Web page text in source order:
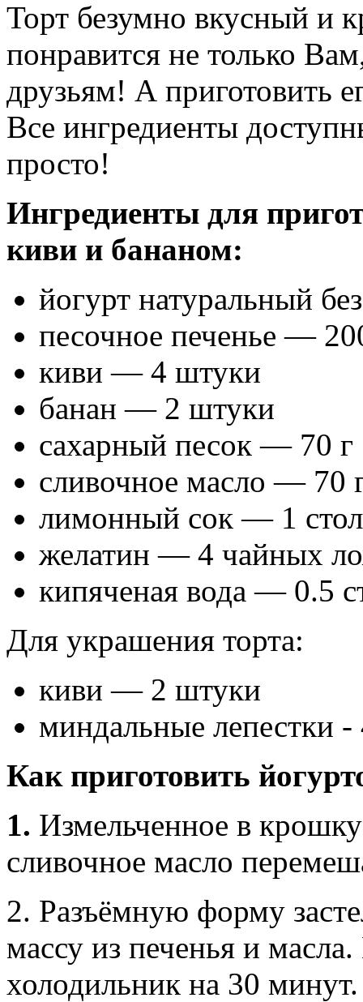
Торт безумно вкусный и
понравится не только
друзьям! А приготовить
Все ингредиенты
просто!
Ингредиенты для
киви и бананом:
йогурт натуральный
песочное печенье —
киви — 4 штуки
банан — 2 штуки
сахарный песок — 70 г
сливочное масло — 70
лимонный сок — 1
желатин — 4 чайных
кипяченая вода — 0.5
Для украшения торта:
киви — 2 штуки
миндальные лепестки -
Как приготовить
1. Измельченное в
сливочное масло
2. Разъёмную форму
массу из печенья и
холодильник на 30 минут.